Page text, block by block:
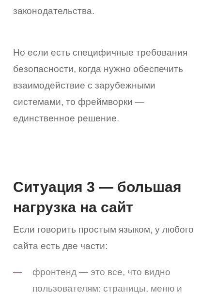
законодательства.
Но если есть специфичные требования
безопасности, когда нужно обеспечить
взаимодействие с зарубежными
системами, то фреймворки —
единственное решение.
Ситуация 3 — большая
нагрузка на сайт
Если говорить простым языком, у любого
сайта есть две части:
фронтенд — это все, что видно
пользователям: страницы, меню и